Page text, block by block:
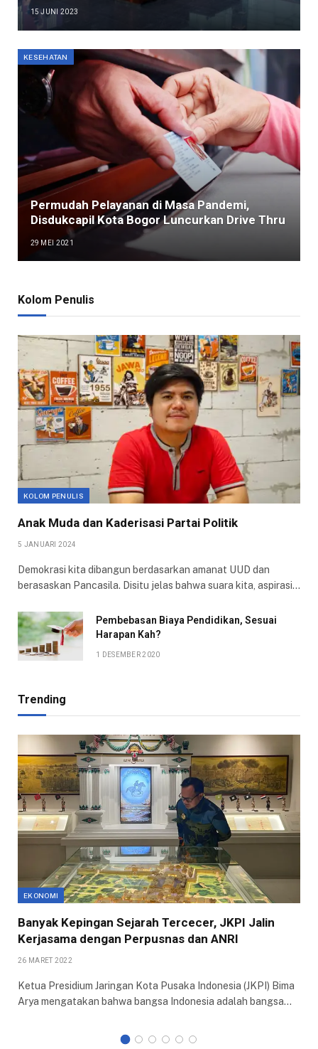
15 JUNI 2023
KESEHATAN
Permudah Pelayanan di Masa Pandemi,
Disdukcapil Kota Bogor Luncurkan Drive Thru
29 MEI 2021
Kolom Penulis
KOLOM PENULIS
Anak Muda dan Kaderisasi Partai Politik
5 JANUARI 2024
Demokrasi kita dibangun berdasarkan amanat UUD dan
berasaskan Pancasila. Disitu jelas bahwa suara kita, aspirasi…
Pembebasan Biaya Pendidikan, Sesuai
Harapan Kah?
1 DESEMBER 2020
Trending
EKONOMI
Banyak Kepingan Sejarah Tercecer, JKPI Jalin
Kerjasama dengan Perpusnas dan ANRI
26 MARET 2022
Ketua Presidium Jaringan Kota Pusaka Indonesia (JKPI) Bima
Arya mengatakan bahwa bangsa Indonesia adalah bangsa…